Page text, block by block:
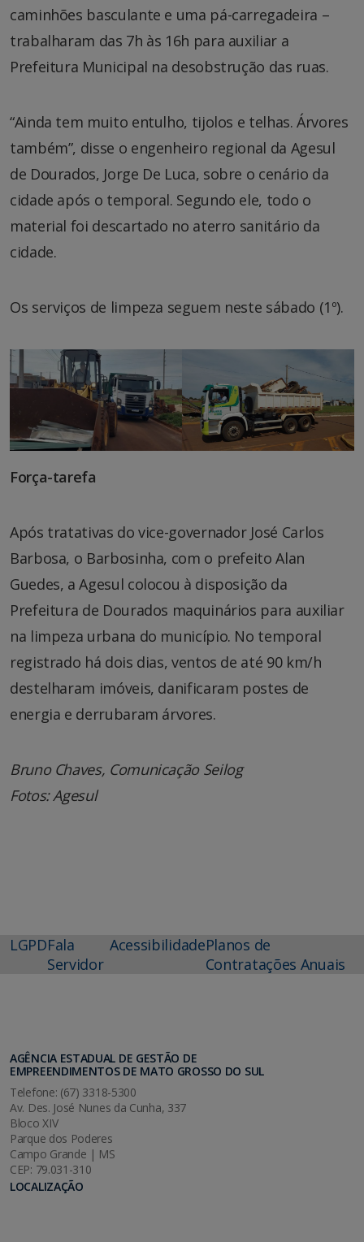
caminhões basculante e uma pá-carregadeira –
trabalharam das 7h às 16h para auxiliar a
Prefeitura Municipal na desobstrução das ruas.
“Ainda tem muito entulho, tijolos e telhas. Árvores
também”, disse o engenheiro regional da Agesul
de Dourados, Jorge De Luca, sobre o cenário da
cidade após o temporal. Segundo ele, todo o
material foi descartado no aterro sanitário da
cidade.
Os serviços de limpeza seguem neste sábado (1º).
Força-tarefa
Após tratativas do vice-governador José Carlos
Barbosa, o Barbosinha, com o prefeito Alan
Guedes, a Agesul colocou à disposição da
Prefeitura de Dourados maquinários para auxiliar
na limpeza urbana do município. No temporal
registrado há dois dias, ventos de até 90 km/h
destelharam imóveis, danificaram postes de
energia e derrubaram árvores.
Bruno Chaves, Comunicação Seilog
Fotos: Agesul
LGPDFala
Servidor
AcessibilidadePlanos de
Contratações Anuais
AGÊNCIA ESTADUAL DE GESTÃO DE
EMPREENDIMENTOS DE MATO GROSSO DO SUL
Telefone: (67) 3318-5300
Av. Des. José Nunes da Cunha, 337
Bloco XIV
Parque dos Poderes
Campo Grande | MS
CEP: 79.031-310
LOCALIZAÇÃO